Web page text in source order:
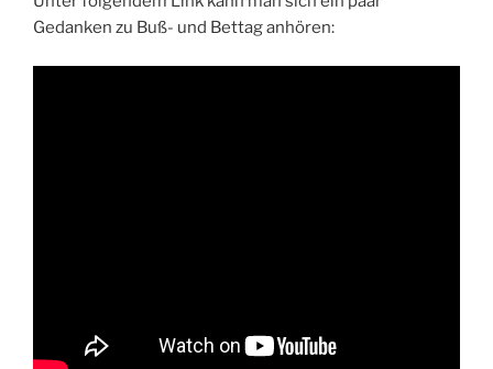
Gedanken zu Buß- und Bettag anhören: